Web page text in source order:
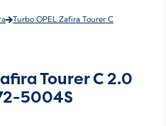
Turbo OPEL Zafira Tourer C
Tourer C 2.0
5004S